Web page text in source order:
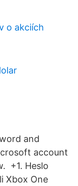
o akciích
and
account
+1. Heslo
Xbox One